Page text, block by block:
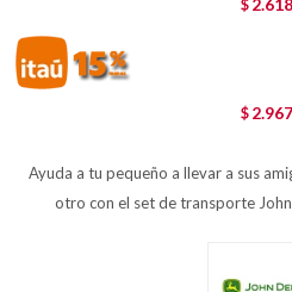
$ 2.618
$ 2.967
Ayuda a tu pequeño a llevar a sus
otro con el set de transporte